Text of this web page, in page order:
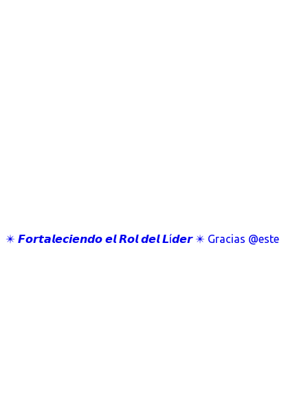
✴️ 𝙁𝙤𝙧𝙩𝙖𝙡𝙚𝙘𝙞𝙚𝙣𝙙𝙤 𝙚𝙡 𝙍𝙤𝙡 𝙙𝙚𝙡 𝙇í𝙙𝙚𝙧 ✴️ Gracias @este